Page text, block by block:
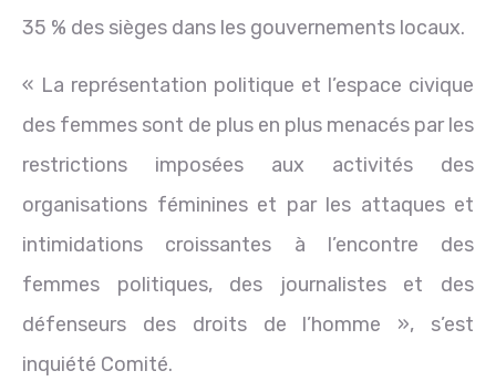
35 % des sièges dans les gouvernements locaux.
« La représentation politique et l’espace civique
des femmes sont de plus en plus menacés par les
restrictions imposées aux activités des
organisations féminines et par les attaques et
intimidations croissantes à l’encontre des
femmes politiques, des journalistes et des
défenseurs des droits de l’homme », s’est
inquiété Comité.